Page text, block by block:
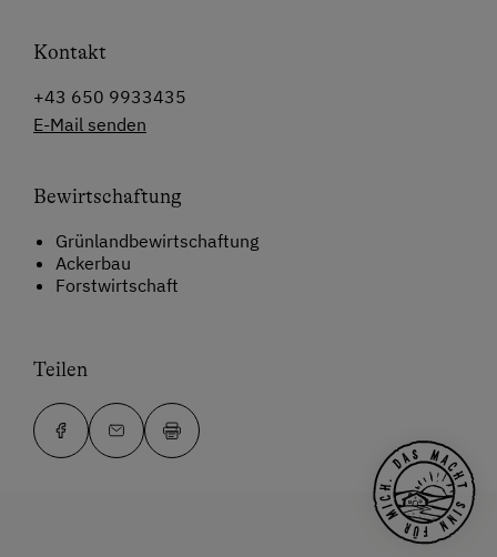
Kontakt
+43 650 9933435
E-Mail senden
Bewirtschaftung
Grünlandbewirtschaftung
Ackerbau
Forstwirtschaft
Teilen